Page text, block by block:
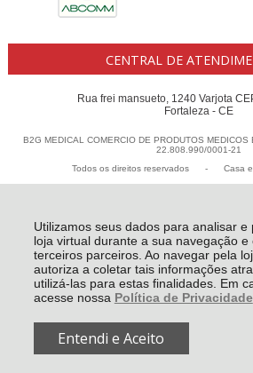
Utilizamos seus dados para analisar e
loja virtual durante a sua navegação e
terceiros parceiros. Ao navegar pela
autoriza a coletar tais informações
utilizá-las para estas finalidades. Em
acesse nossa Política de Privacidade
Entendi e Aceito
CENTRAL DE
Rua frei mansueto, 1240 Varjota
Fortaleza - CE
B2G MEDICAL COMERCIO DE PRODUTOS MEDICOS
22.808.990/0001-21
Todos os direitos reservados
- Casa